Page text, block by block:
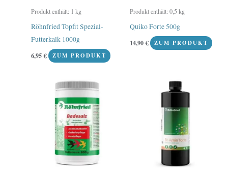
Produkt enthält: 1kg
Röhnfried Topfit Spezial-
Futterkalk 1000g
6,95€ ZUM PRODUKT
Produkt enthält: 0,5kg
Quiko Forte 500g
14,90€ ZUM PRODUKT